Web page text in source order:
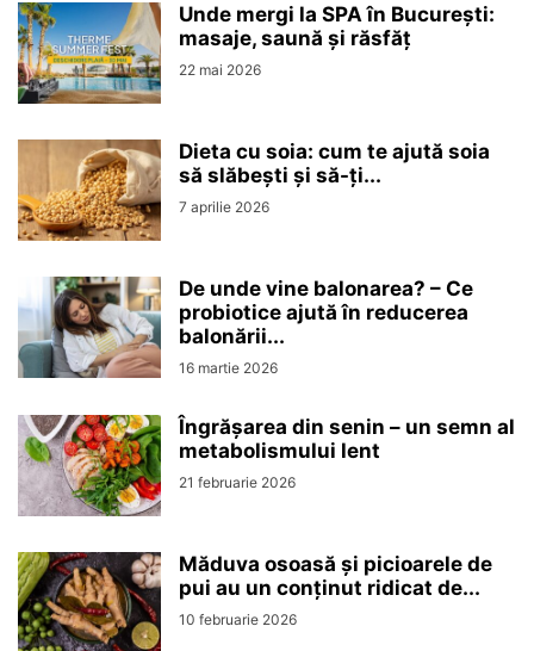
Unde mergi la SPA în București:
masaje, saună și răsfăț
22 mai 2026
Dieta cu soia: cum te ajută soia
să slăbești și să-ți...
7 aprilie 2026
De unde vine balonarea? – Ce
probiotice ajută în reducerea
balonării...
16 martie 2026
Îngrășarea din senin – un semn al
metabolismului lent
21 februarie 2026
Măduva osoasă și picioarele de
pui au un conținut ridicat de...
10 februarie 2026